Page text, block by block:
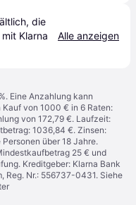
die
Klarna
Alle anzeigen
Eine Anzahlung kann
von 1000 € in 6 Raten:
von 172,79 €. Laufzeit:
1036,84 €. Zinsen:
über 18 Jahre.
25 € und
Kreditgeber: Klarna Bank
Reg. Nr.: 556737-0431. Siehe